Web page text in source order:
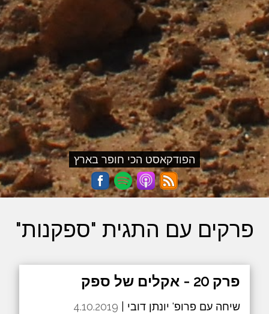
הפודקאסט הכי חופר בארץ
פרקים עם התגית "ספקנות"
פרק 20 - אקלים של ספק
שיחה עם פרופ' יונתן דובי | 4.10.2019